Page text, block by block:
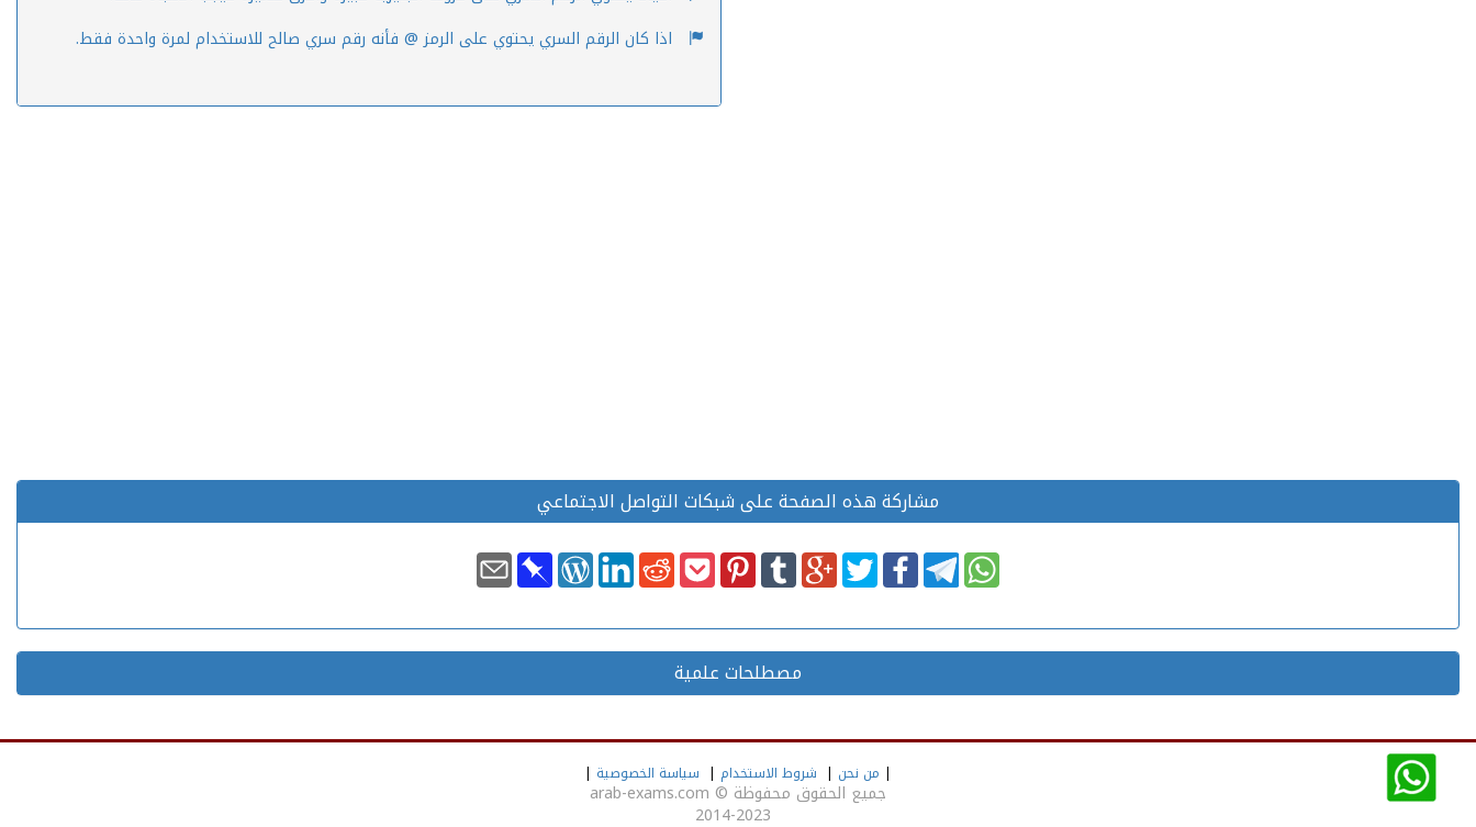
اذا كان الرقم السري يحتوي على الرمز @ فأنه رقم سري صالح للاستخدام لمرة واحدة فقط.
مشاركة هذه الصفحة على شبكات التواصل الاجتماعي
مصطلحات علمية
| من نحن | شروط الاستخدام | سياسة الخصوصية |
جميع الحقوق محفوظة ©
arab-exams.com
2014-2023